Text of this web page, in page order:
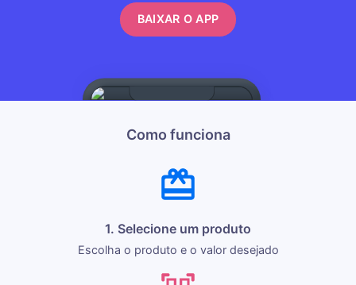
BAIXAR O APP
Como funciona
1. Selecione um produto
Escolha o produto e o valor desejado